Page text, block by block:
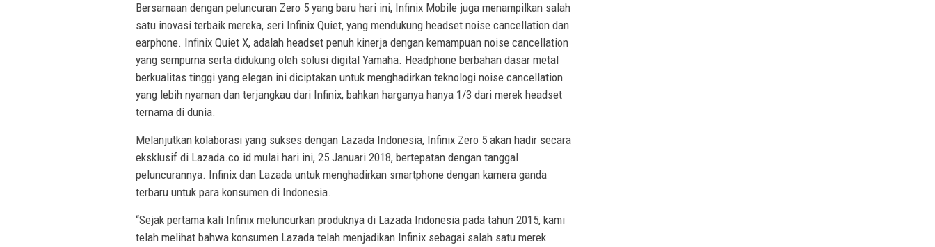
Bersamaan dengan peluncuran Zero 5 yang baru hari ini, Infinix Mobile juga menampilkan salah
satu inovasi terbaik mereka, seri Infinix Quiet, yang mendukung headset noise cancellation dan
earphone. Infinix Quiet X, adalah headset penuh kinerja dengan kemampuan noise cancellation
yang sempurna serta didukung oleh solusi digital Yamaha. Headphone berbahan dasar metal
berkualitas tinggi yang elegan ini diciptakan untuk menghadirkan teknologi noise cancellation
yang lebih nyaman dan terjangkau dari Infinix, bahkan harganya hanya 1/3 dari merek headset
ternama di dunia.
Melanjutkan kolaborasi yang sukses dengan Lazada Indonesia, Infinix Zero 5 akan hadir secara
eksklusif di Lazada.co.id mulai hari ini, 25 Januari 2018, bertepatan dengan tanggal
peluncurannya. Infinix dan Lazada untuk menghadirkan smartphone dengan kamera ganda
terbaru untuk para konsumen di Indonesia.
“Sejak pertama kali Infinix meluncurkan produknya di Lazada Indonesia pada tahun 2015, kami
telah melihat bahwa konsumen Lazada telah menjadikan Infinix sebagai salah satu merek